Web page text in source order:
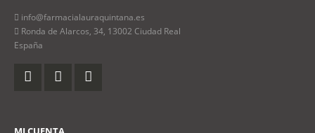
info@farmacialauraquintana.es
Ronda de Alarcos, 34, 13002 Ciudad Real
España